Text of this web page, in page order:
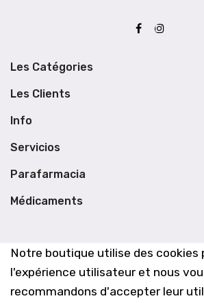
Notre boutique utilise des cookies
l'expérience utilisateur et nous
recommandons d'accepter leur
Les Catégories
Les Clients
Info
Servicios
Parafarmacia
Médicaments